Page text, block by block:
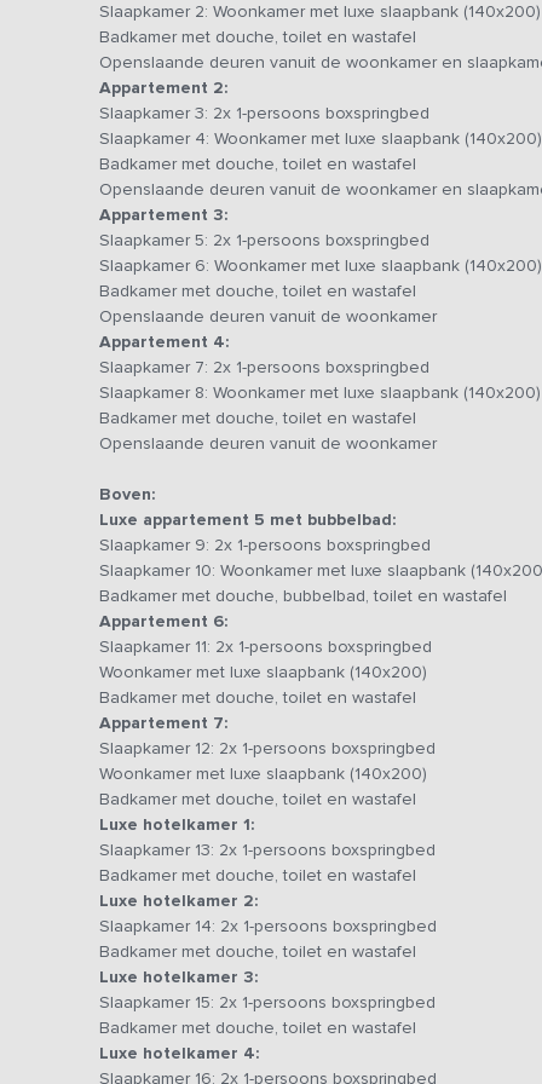
foto 36. Het luxe appartement op de eerste verdieping
In totaal zijn er 22 één-persoons boxsprings en 7 luxe
Desgewenst kan er ook een 1-persoons boxspring in
Het grote voordeel van dit vakantieadres is dat je
ook kan terugtrekken in één van de 7 appartementen
geschikt voor meerdaagse trainingen of zakelijke
Op het grote terras is het echt genieten. Terwijl je zelf
spelen op de trampoline of voetballen op het grote
veelzijdig kooktoestel welke zorgt voor de ultieme vorm
's Avonds een lekker potje darten, poolen of
een onvergetelijk weekendje weg met familie, vrienden of
Grote recreatieruimte
Het gebruik van de grote recreatieruimte is in overleg en
De grote recreatieruimte kun je apart erbij huren om
samen te zijn met je familie, vriendengroep of collega's.
“feestjes” gebouwd worden, dit om buitensporige
recreatieruimte is het juist wél mogelijk om een feestje
samenstelling van de groep, of situatie ter plekke ) om
vooraf.
Bijzonderheden:
Dit vakantieadres is zowel voor kleine als grotere
betreft hetzelfde vakantieadres met dezelfde foto's &
Slaapkamer 2: Woonkamer met luxe slaapbank (140x200)
Badkamer met douche, toilet en wastafel
Openslaande deuren vanuit de woonkamer en
Appartement 2:
Slaapkamer 3: 2x 1-persoons boxspringbed
Slaapkamer 4: Woonkamer met luxe slaapbank (140x200)
Badkamer met douche, toilet en wastafel
Openslaande deuren vanuit de woonkamer en
Appartement 3:
Slaapkamer 5: 2x 1-persoons boxspringbed
Slaapkamer 6: Woonkamer met luxe slaapbank (140x200)
Badkamer met douche, toilet en wastafel
Openslaande deuren vanuit de woonkamer
Appartement 4:
Slaapkamer 7: 2x 1-persoons boxspringbed
Slaapkamer 8: Woonkamer met luxe slaapbank (140x200)
Badkamer met douche, toilet en wastafel
Openslaande deuren vanuit de woonkamer
Boven:
Luxe appartement 5 met bubbelbad:
Slaapkamer 9: 2x 1-persoons boxspringbed
Slaapkamer 10: Woonkamer met luxe slaapbank
Badkamer met douche, bubbelbad, toilet en wastafel
Appartement 6:
Slaapkamer 11: 2x 1-persoons boxspringbed
Woonkamer met luxe slaapbank (140x200)
Badkamer met douche, toilet en wastafel
Appartement 7:
Slaapkamer 12: 2x 1-persoons boxspringbed
Woonkamer met luxe slaapbank (140x200)
Badkamer met douche, toilet en wastafel
Luxe hotelkamer 1:
Slaapkamer 13: 2x 1-persoons boxspringbed
Badkamer met douche, toilet en wastafel
Luxe hotelkamer 2:
Slaapkamer 14: 2x 1-persoons boxspringbed
Badkamer met douche, toilet en wastafel
Luxe hotelkamer 3:
Slaapkamer 15: 2x 1-persoons boxspringbed
Badkamer met douche, toilet en wastafel
Luxe hotelkamer 4:
Slaapkamer 16: 2x 1-persoons boxspringbed